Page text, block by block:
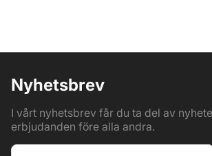
Nyhetsbrev
I vårt nyhetsbrev får du ta del av
erbjudanden före alla andra.